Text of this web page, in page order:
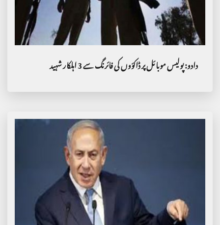
دادو: پولیس موبائل پر ڈاکؤوں کی فائرنگ سے 3 اہلکار شہید